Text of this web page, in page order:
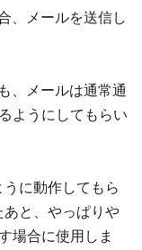
、メールを送信し
、メールは通常通
ようにしてもらい
に動作してもら
と、やっぱりや
場合に使用しま